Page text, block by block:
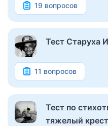
19 вопросов
Тест Старуха
11 вопросов
Тест по
тяжелый